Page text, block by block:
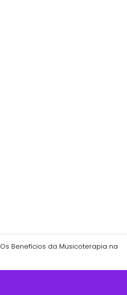
Os Benefícios da Musicoterapia na